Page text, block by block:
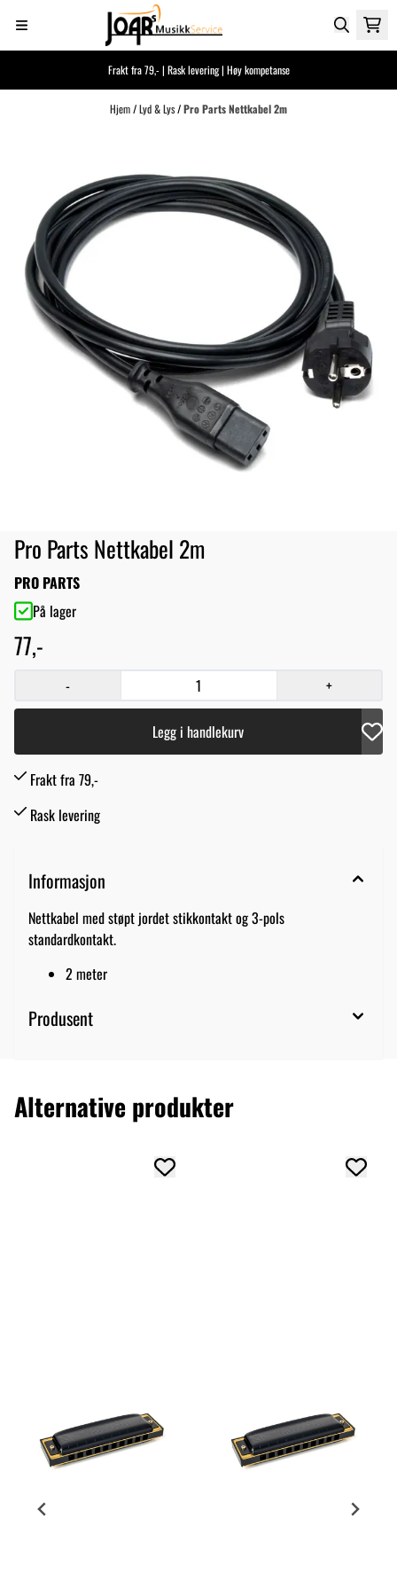
Hopp til innhold
Frakt fra 79,- | Rask levering | Høy kompetanse
Hjem/Lyd & Lys/Pro Parts Nettkabel 2m
Pro Parts Nettkabel 2m
PRO PARTS
På lager
77,-
- +
Legg i handlekurv
Frakt fra 79,-
Rask levering
Informasjon
Nettkabel med støpt jordet stikkontakt og 3-pols
standardkontakt.
2 meter
Produsent
Alternative produkter